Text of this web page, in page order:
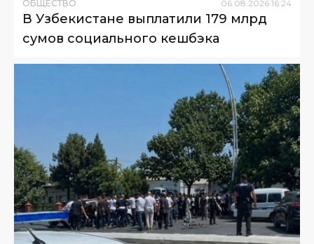
ОБЩЕСТВО 06.08.2026 16:24
В Узбекистане выплатили 179 млрд
сумов социального кешбэка